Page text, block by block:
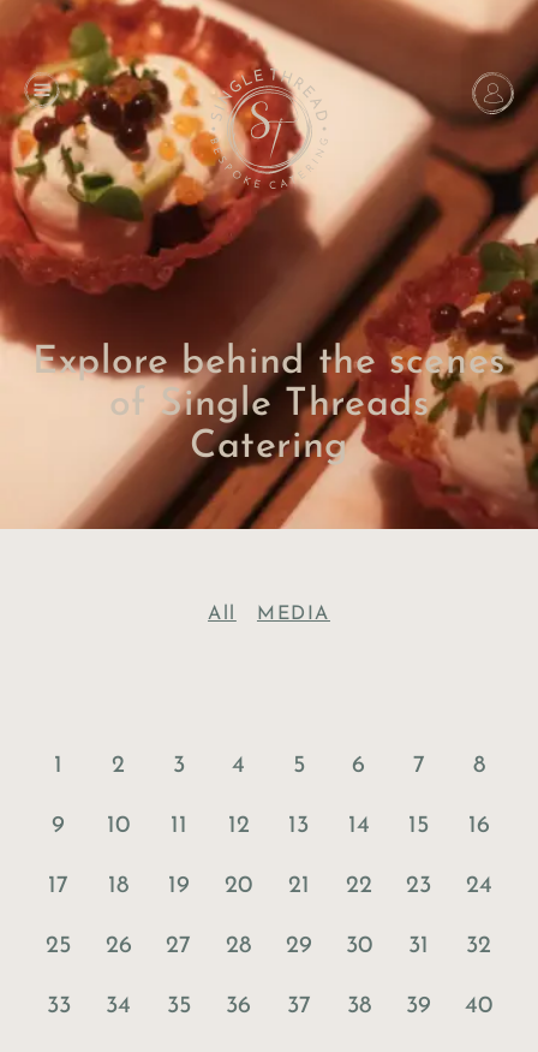
Explore behind the scenes
of Single Threads
Catering
All MEDIA
1 2 3 4 5 6 7 8
9 10 11 12 13 14 15 16
17 18 19 20 21 22 23 24
25 26 27 28 29 30 31 32
33 34 35 36 37 38 39 40